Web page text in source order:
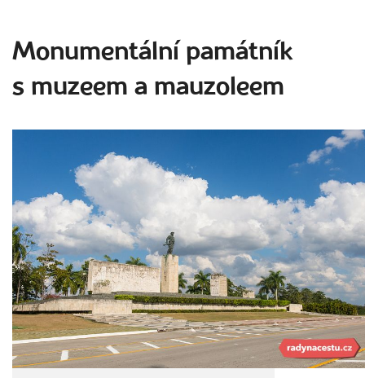
Monumentální památník
s muzeem a mauzoleem